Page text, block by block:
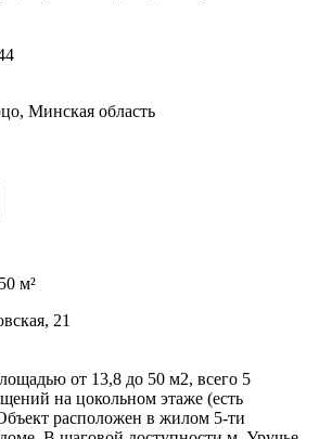
Минская область
м²
21
от 13,8 до 50 м2, всего 5
на цокольном этаже (есть
расположен в жилом 5-ти